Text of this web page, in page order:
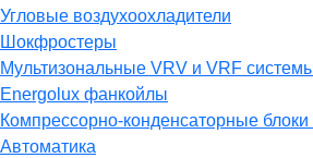
Угловые воздухоохладители
Шокфростеры
Мультизональные VRV и VRF
Energolux фанкойлы
Компрессорно-конденсаторные
Автоматика